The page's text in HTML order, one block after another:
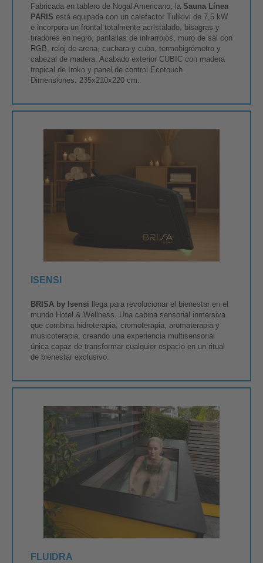
Fabricada en tablero de Nogal Americano, la Sauna Línea
PARIS está equipada con un calefactor Tulikivi de 7,5 kW
e incorpora un frontal totalmente acristalado, bisagras y
tiradores en negro, pantallas de infrarrojos, muro de sal con
RGB, reloj de arena, cuchara y cubo, termohigrómetro y
cabezal de madera. Acabado exterior CUBIC con madera
tropical de Iroko y panel de control Ecotouch.
Dimensiones: 235x210x220 cm.
ISENSI
BRISA by Isensi llega para revolucionar el bienestar en el
mundo Hotel & Wellness. Una cabina sensorial inmersiva
que combina hidroterapia, cromoterapia, aromaterapia y
musicoterapia, creando una experiencia multisensorial
única capaz de transformar cualquier espacio en un ritual
de bienestar exclusivo.
FLUIDRA